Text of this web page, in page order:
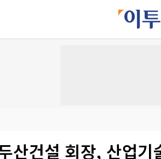
산건설 회장, 산업기